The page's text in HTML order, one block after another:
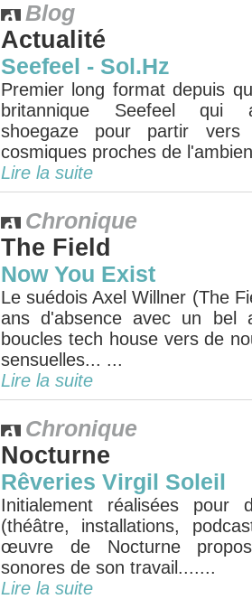
Blog
Actualité
Seefeel - Sol.Hz
Premier long format depuis
britannique Seefeel qui
shoegaze pour partir
cosmiques proches de
Lire la suite
Chronique
The Field
Now You Exist
Le suédois Axel Willner (The
ans d'absence avec un bel
boucles tech house vers de
sensuelles... ...
Lire la suite
Chronique
Nocturne
Rêveries Virgil Soleil
Initialement réalisées pour
(théâtre, installations,
œuvre de Nocturne
sonores de son travail.......
Lire la suite